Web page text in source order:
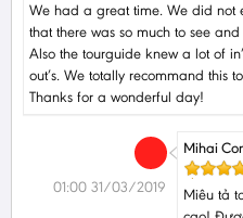
We had a great time. We did not
that there was so much to see
Also the tourguide knew a lot of
out’s. We totally recommand this
Thanks for a wonderful day!
Mihai
Miêu tả
01:00 31/03/2019